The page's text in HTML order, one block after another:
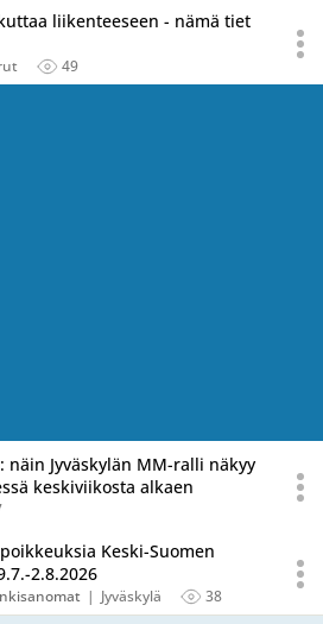
liikenteeseen - nämä tiet
49
Jyväskylän MM-ralli näkyy
keskiviikosta alkaen
Keski-Suomen
2.8.2026
Jyväskylä 38